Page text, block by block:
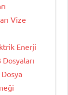
Vize
Enerji